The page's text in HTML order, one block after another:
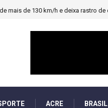
e PF investigará emendas Pix
ACRE BRASIL